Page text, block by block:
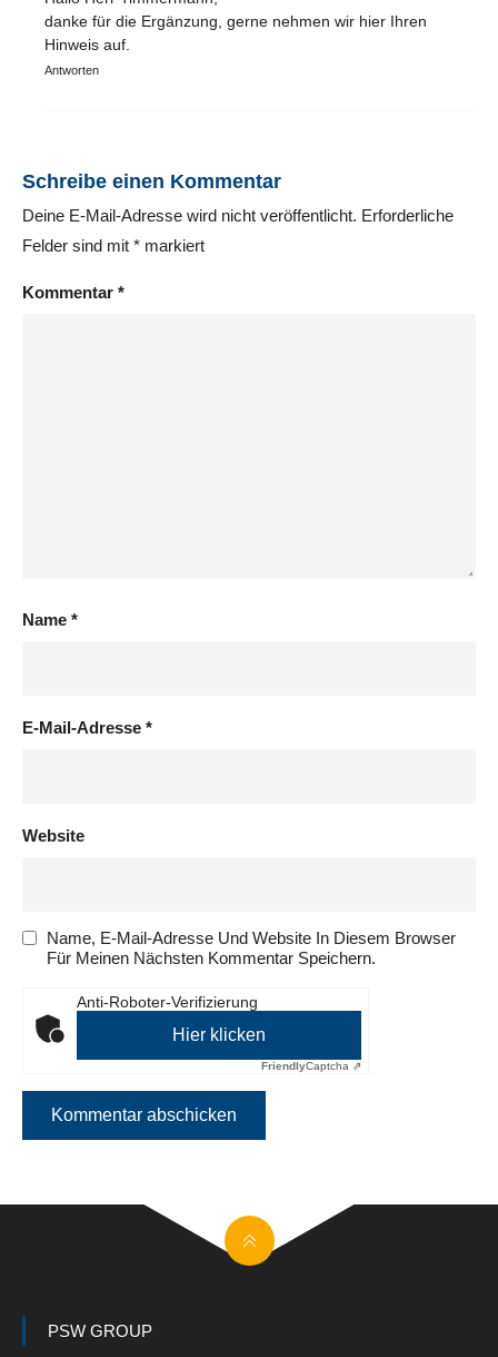
danke für die Ergänzung, gerne nehmen wir hier Ihren
Hinweis auf.
Antworten
Schreibe einen Kommentar
Deine E-Mail-Adresse wird nicht veröffentlicht. Erforderliche
Felder sind mit * markiert
Kommentar *
Name *
E-Mail-Adresse *
Website
Name, E-Mail-Adresse Und Website In Diesem Browser
Für Meinen Nächsten Kommentar Speichern.
Anti-Roboter-Verifizierung
Hier klicken
FriendlyCaptcha ⇗
PSW GROUP